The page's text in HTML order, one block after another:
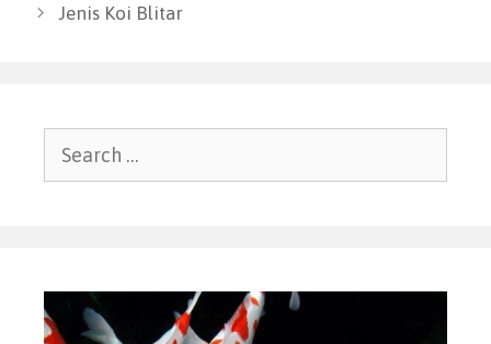
Jenis Koi Blitar